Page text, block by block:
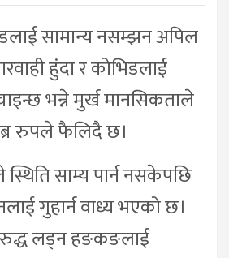
सामान्य नसम्झन अपिल
हुंदा र कोभिडलाई
भन्ने मुर्ख मानसिकताले
रुपले फैलिदै छ।
साम्य पार्न नसकेपछि
गुहार्न वाध्य भएको छ।
लड्न हङकङलाई